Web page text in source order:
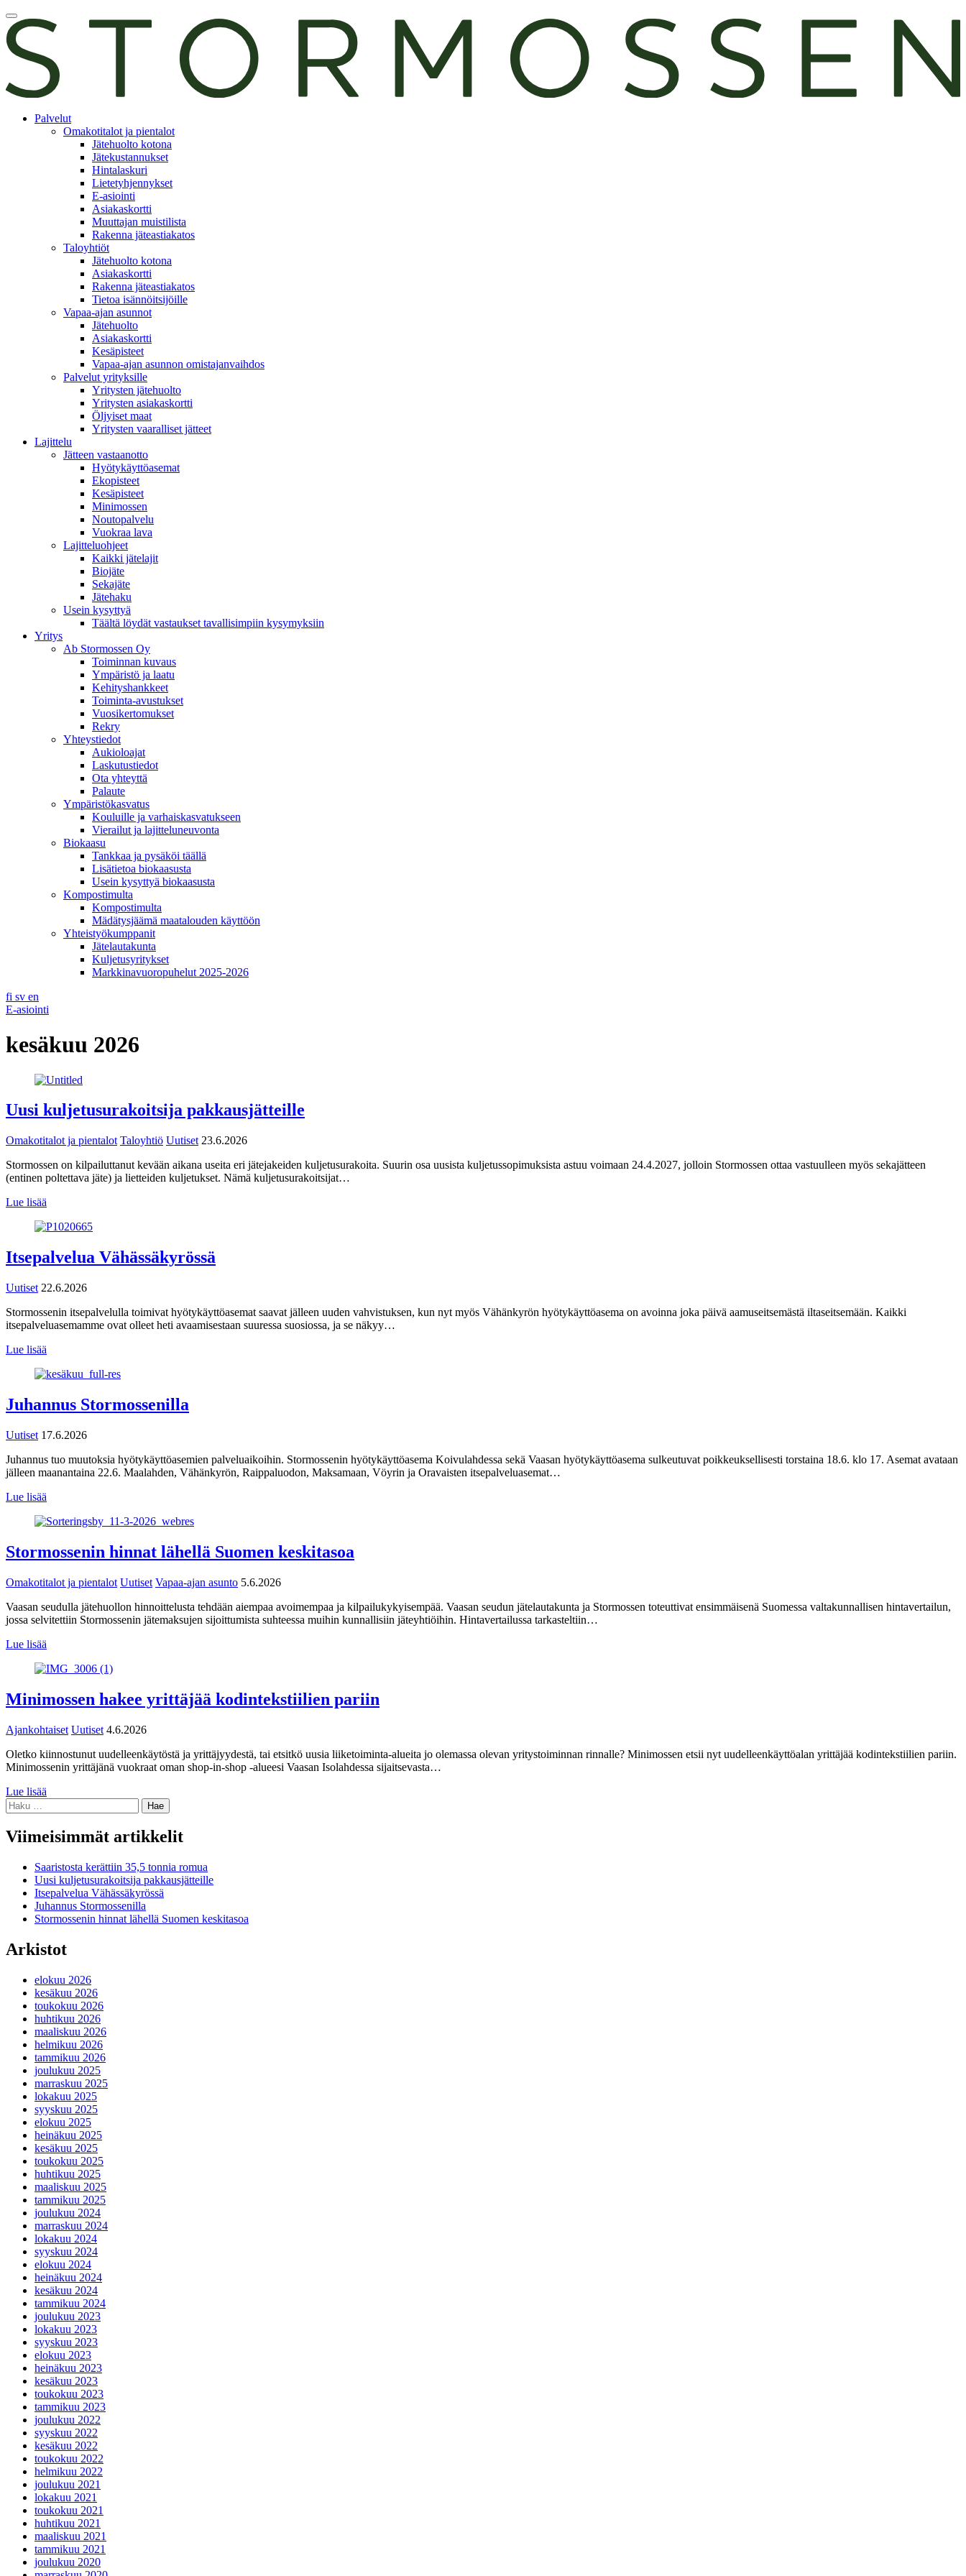
Skip
to
content
Avaa
päävalikko
asiointiPalvelut
Omakotitalot ja pientalot
Jätehuolto kotona
Jätekustannukset
Hintalaskuri
Lietetyhjennykset
E-asiointi
Asiakaskortti
Muuttajan muistilista
Rakenna jäteastiakatos
Taloyhtiöt
Jätehuolto kotona
Asiakaskortti
Rakenna jäteastiakatos
Tietoa isännöitsijöille
Vapaa-ajan asunnot
Jätehuolto
Asiakaskortti
Kesäpisteet
Vapaa-ajan asunnon omistajanvaihdos
Palvelut yrityksille
Yritysten jätehuolto
Yritysten asiakaskortti
Öljyiset maat
Yritysten vaaralliset jätteet
Lajittelu
Jätteen vastaanotto
Hyötykäyttöasemat
Ekopisteet
Kesäpisteet
Minimossen
Noutopalvelu
Vuokraa lava
Lajitteluohjeet
Kaikki jätelajit
Biojäte
Sekajäte
Jätehaku
Usein kysyttyä
Täältä löydät vastaukset tavallisimpiin kysymyksiin
Yritys
Ab Stormossen Oy
Toiminnan kuvaus
Ympäristö ja laatu
Kehityshankkeet
Toiminta-avustukset
Vuosikertomukset
Rekry
Yhteystiedot
Aukioloajat
Laskutustiedot
Ota yhteyttä
Palaute
Ympäristökasvatus
Kouluille ja varhaiskasvatukseen
Vierailut ja lajitteluneuvonta
Biokaasu
Tankkaa ja pysäköi täällä
Lisätietoa biokaasusta
Usein kysyttyä biokaasusta
Kompostimulta
Kompostimulta
Mädätysjäämä maatalouden käyttöön
Yhteistyökumppanit
Jätelautakunta
Kuljetusyritykset
Markkinavuoropuhelut 2025-2026
fi sv en
E-asiointi
kesäkuu 2026
Uusi kuljetusurakoitsija pakkausjätteille
Omakotitalot ja pientalot Taloyhtiö Uutiset 23.6.2026
Stormossen on kilpailuttanut kevään aikana useita eri jätejakeiden kuljetusurakoita. Suurin osa uusista kuljetussopimuksista astuu voimaan 24.4.2027, jolloin Stormossen ottaa vastuulleen myös sekajätteen
(entinen poltettava jäte) ja lietteiden kuljetukset. Nämä kuljetusurakoitsijat…
Lue lisää
Itsepalvelua Vähässäkyrössä
Uutiset 22.6.2026
Stormossenin itsepalvelulla toimivat hyötykäyttöasemat saavat jälleen uuden vahvistuksen, kun nyt myös Vähänkyrön hyötykäyttöasema on avoinna joka päivä aamuseitsemästä iltaseitsemään. Kaikki
itsepalveluasemamme ovat olleet heti avaamisestaan suuressa suosiossa, ja se näkyy…
Lue lisää
Juhannus Stormossenilla
Uutiset 17.6.2026
Juhannus tuo muutoksia hyötykäyttöasemien palveluaikoihin. Stormossenin hyötykäyttöasema Koivulahdessa sekä Vaasan hyötykäyttöasema sulkeutuvat poikkeuksellisesti torstaina 18.6. klo 17. Asemat avataan
jälleen maanantaina 22.6. Maalahden, Vähänkyrön, Raippaluodon, Maksamaan, Vöyrin ja Oravaisten itsepalveluasemat…
Lue lisää
Stormossenin hinnat lähellä Suomen keskitasoa
Omakotitalot ja pientalot Uutiset Vapaa-ajan asunto 5.6.2026
Vaasan seudulla jätehuollon hinnoittelusta tehdään aiempaa avoimempaa ja kilpailukykyisempää. Vaasan seudun jätelautakunta ja Stormossen toteuttivat ensimmäisenä Suomessa valtakunnallisen hintavertailun,
jossa selvitettiin Stormossenin jätemaksujen sijoittumista suhteessa muihin kunnallisiin jäteyhtiöihin. Hintavertailussa tarkasteltiin…
Lue lisää
Minimossen hakee yrittäjää kodintekstiilien pariin
Ajankohtaiset Uutiset 4.6.2026
Oletko kiinnostunut uudelleenkäytöstä ja yrittäjyydestä, tai etsitkö uusia liiketoiminta-alueita jo olemassa olevan yritystoiminnan rinnalle? Minimossen etsii nyt uudelleenkäyttöalan yrittäjää kodintekstiilien pariin.
Minimossenin yrittäjänä vuokraat oman shop-in-shop -alueesi Vaasan Isolahdessa sijaitsevasta…
Lue lisää
Haku:
Viimeisimmät artikkelit
Saaristosta kerättiin 35,5 tonnia romua
Uusi kuljetusurakoitsija pakkausjätteille
Itsepalvelua Vähässäkyrössä
Juhannus Stormossenilla
Stormossenin hinnat lähellä Suomen keskitasoa
Arkistot
elokuu 2026
kesäkuu 2026
toukokuu 2026
huhtikuu 2026
maaliskuu 2026
helmikuu 2026
tammikuu 2026
joulukuu 2025
marraskuu 2025
lokakuu 2025
syyskuu 2025
elokuu 2025
heinäkuu 2025
kesäkuu 2025
toukokuu 2025
huhtikuu 2025
maaliskuu 2025
tammikuu 2025
joulukuu 2024
marraskuu 2024
lokakuu 2024
syyskuu 2024
elokuu 2024
heinäkuu 2024
kesäkuu 2024
tammikuu 2024
joulukuu 2023
lokakuu 2023
syyskuu 2023
elokuu 2023
heinäkuu 2023
kesäkuu 2023
toukokuu 2023
tammikuu 2023
joulukuu 2022
syyskuu 2022
kesäkuu 2022
toukokuu 2022
helmikuu 2022
joulukuu 2021
lokakuu 2021
toukokuu 2021
huhtikuu 2021
maaliskuu 2021
tammikuu 2021
joulukuu 2020